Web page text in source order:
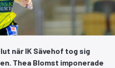
när IK Sävehof tog sig
Thea Blomst imponerade